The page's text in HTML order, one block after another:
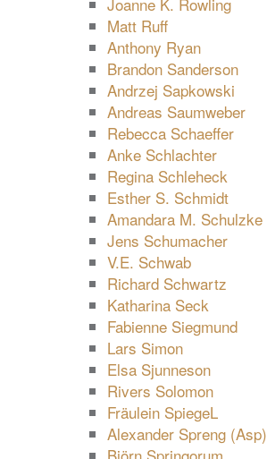
Matt Ruff
Anthony Ryan
Brandon Sanderson
Andrzej Sapkowski
Andreas Saumweber
Rebecca Schaeffer
Anke Schlachter
Regina Schleheck
Esther S. Schmidt
Amandara M. Schulzke
Jens Schumacher
V.E. Schwab
Richard Schwartz
Katharina Seck
Fabienne Siegmund
Lars Simon
Elsa Sjunneson
Rivers Solomon
Fräulein SpiegeL
Alexander Spreng (Asp)